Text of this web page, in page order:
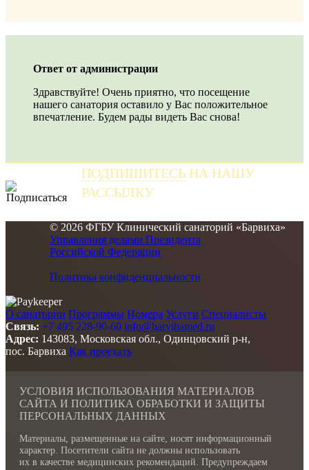
Ответ от администрации
Здравствуйте! Очень приятно, что посещение
нашего санатория оставило у Вас положительное
впечатление. Будем рады видеть Вас снова!
ПОДПИШИТЕСЬ НА НАШУ
РАССЫЛКУ
© 2026 ФГБУ Клинический санаторий «Барвиха»
Управления делами Президента
Российской Федерации
Политика конфиденциальности
О санатории Программы Номера Услуги Специалисты
Связь: +7 495 228-90-60 info@barvihamed.ru
Адрес: 143083, Московская обл., Одинцовский р-н,
пос. Барвиха Как проехать
УСЛОВИЯ ИСПОЛЬЗОВАНИЯ МАТЕРИАЛОВ
САЙТА И ПОЛИТИКА ОБРАБОТКИ И ЗАЩИТЫ
ПЕРСОНАЛЬНЫХ ДАННЫХ
Материалы, размещенные на сайте, носят информационный
характер. Посетители сайта не должны использовать
их в качестве медицинских рекомендаций. Предупреждаем